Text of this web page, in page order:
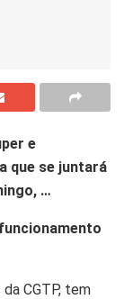
e
que se juntará
…
CGTP, tem